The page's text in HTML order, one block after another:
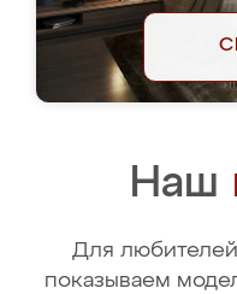
Наш
Для
показываем